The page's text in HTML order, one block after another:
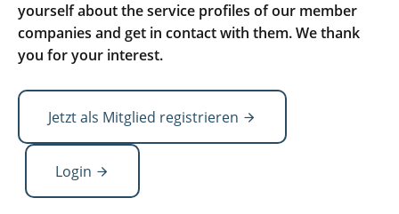
yourself about the service profiles of our member
companies and get in contact with them. We thank
you for your interest.
Jetzt als Mitglied registrieren
Login